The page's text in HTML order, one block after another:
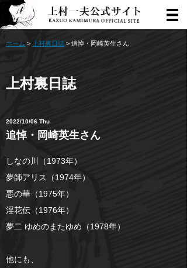
ホーム > 上村裏日誌 > 追悼・岡崎英生さん
上村裏日誌
2022/10/06 Thu
追悼・岡崎英生さん
しなの川（1973年）
夢師アリス（1974年）
悪の華（1975年）
淫花伝（1976年）
夢二 ゆめのまたゆめ（1978年）
他にも、